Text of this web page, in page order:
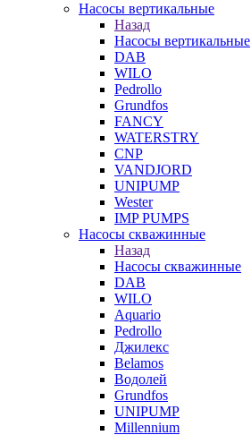
Насосы вертикальные
Назад
Насосы вертикальные
DAB
WILO
Pedrollo
Grundfos
FANCY
WATERSTRY
CNP
VANDJORD
UNIPUMP
Wester
IMP PUMPS
Насосы скважинные
Назад
Насосы скважинные
DAB
WILO
Aquario
Pedrollo
Джилекс
Belamos
Водолей
Grundfos
UNIPUMP
Millennium